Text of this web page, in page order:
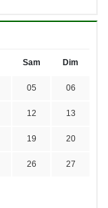
Sam Dim
05 06
12 13
19 20
26 27